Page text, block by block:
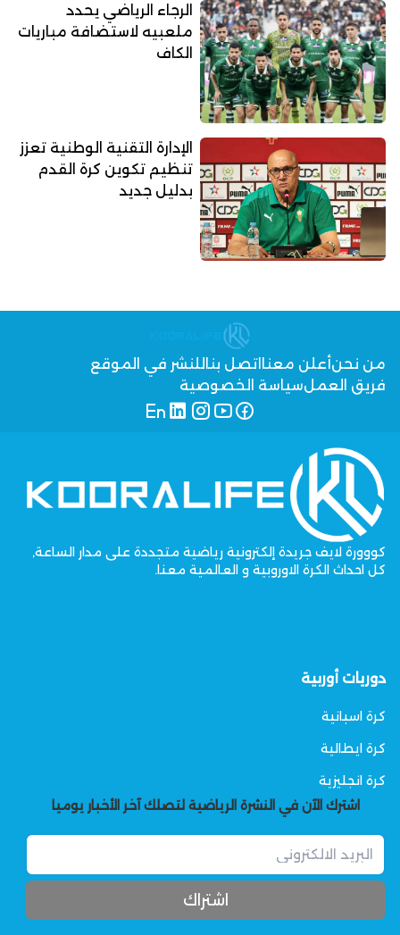
الرجاء الرياضي يحدد
ملعبيه لاستضافة مباريات
الكاف
الإدارة التقنية الوطنية تعزز
تنظيم تكوين كرة القدم
بدليل جديد
من نحنأعلن معنا اتصل بنا للنشر في الموقع
فريق العملسياسة الخصوصية
كووورة لايف جريدة إلكترونية رياضية متجددة على مدار الساعة,
كل احداث الكرة الاوروبية و العالمية معنا.
دوريات أوربية
كرة اسبانية
كرة ايطالية
كرة انجليزية
اشترك الآن في النشرة الرياضية لتصلك آخر الأخبار يوميا